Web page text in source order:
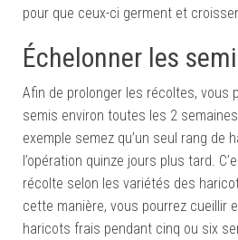
pour que ceux-ci germent et
Échelonner les
Afin de prolonger les récoltes, vous
semis environ toutes les 2
exemple semez qu’un seul rang de
l’opération quinze jours plus tard.
récolte selon les variétés des
cette manière, vous pourrez cueillir
haricots frais pendant cinq ou six